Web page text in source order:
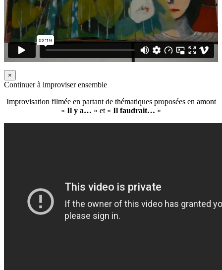
×
Continuer à improviser ensemble
Improvisation filmée en partant de thématiques proposées en amont
« Il y a… » et « Il faudrait… »